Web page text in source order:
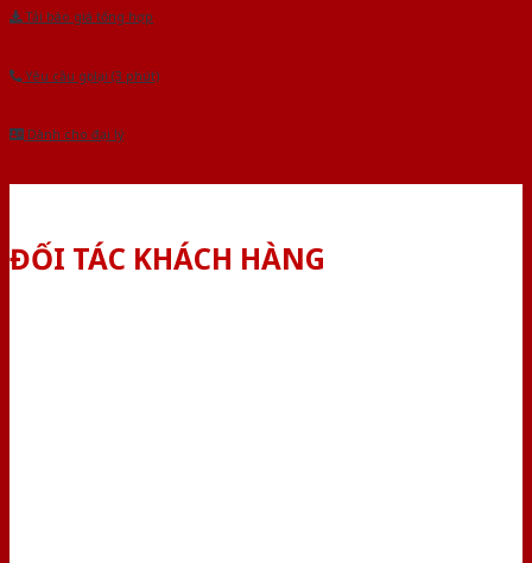
Tải báo giá tổng hợp
Yêu cầu gọi lại (3 phút)
Dành cho đại lý
ĐỐI TÁC KHÁCH HÀNG